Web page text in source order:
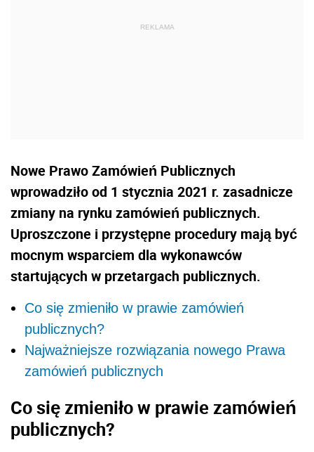
Nowe Prawo Zamówień Publicznych
wprowadziło od 1 stycznia 2021 r. zasadnicze
zmiany na rynku zamówień publicznych.
Uproszczone i przystępne procedury mają być
mocnym wsparciem dla wykonawców
startujących w przetargach publicznych.
Co się zmieniło w prawie zamówień
publicznych?
Najważniejsze rozwiązania nowego Prawa
zamówień publicznych
Co się zmieniło w prawie zamówień
publicznych?